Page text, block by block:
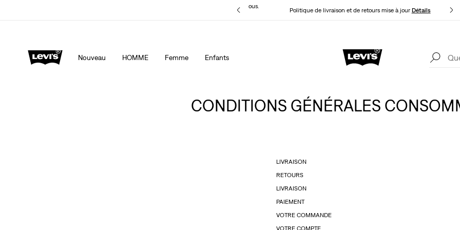
Politique de livraison et de retours mise à jour Détails
Levi's App. Le meilleur de Levi’s®, sur mesure, spécialement pour vous.
Nouveau HOMME Femme Enfants
Levi's App. Le meilleur de Levi’s®, sur mesure, spécialement pour vous.
Détails
CONDITIONS GÉNÉRALES
LIVRAISON
RETOURS
LIVRAISON
PAIEMENT
VOTRE COMMANDE
VOTRE COMPTE